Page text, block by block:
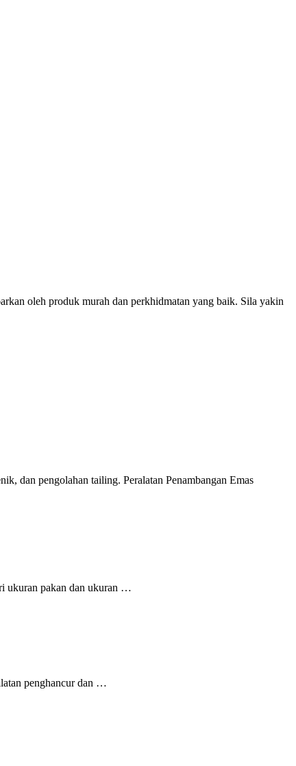
oleh produk murah dan perkhidmatan yang baik. Sila yakin
dan pengolahan tailing. Peralatan Penambangan Emas
ukuran pakan dan ukuran …
penghancur dan …